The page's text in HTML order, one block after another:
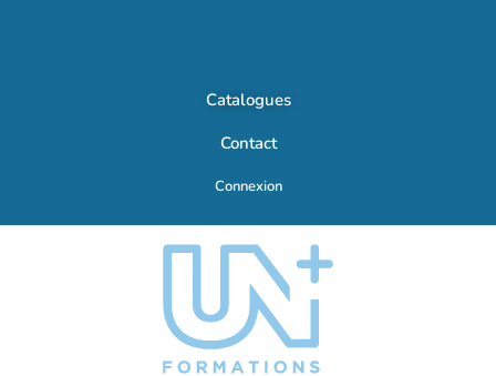
Catalogues
Contact
Connexion